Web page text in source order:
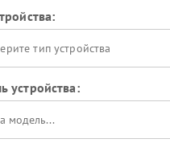
тип устройства
устройства: